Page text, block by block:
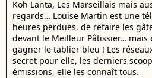
Koh Lanta, Les Marseillais mais
regards… Louise Martin est une
heures perdues, de refaire les
devant le Meilleur Pâtissier… mais
gagner le tablier bleu ! Les
secret pour elle, les derniers
émissions, elle les connaît tous.